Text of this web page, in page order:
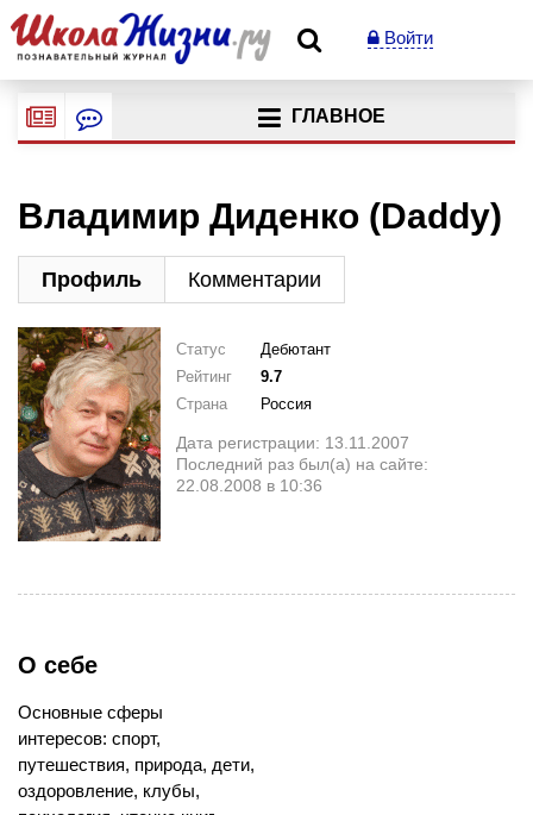
Войти
ГЛАВНОЕ
Владимир Диденко (Daddy)
Профиль Комментарии
Статус
Дебютант
Рейтинг
9.7
Страна
Россия
Дата регистрации: 13.11.2007
Последний раз был(а) на сайте:
22.08.2008 в 10:36
О себе
Основные сферы
интересов: спорт,
путешествия, природа, дети,
оздоровление, клубы,